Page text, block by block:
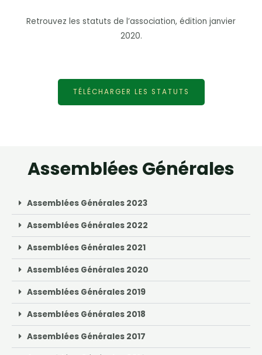
Retrouvez les statuts de l’association, édition janvier
2020.
TÉLÉCHARGER LES STATUTS
Assemblées Générales
Assemblées Générales 2023
Assemblées Générales 2022
Assemblées Générales 2021
Assemblées Générales 2020
Assemblées Générales 2019
Assemblées Générales 2018
Assemblées Générales 2017